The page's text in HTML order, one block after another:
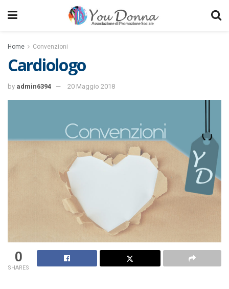
Home Convenzioni
Cardiologo
by admin6394 20 Maggio 2018
0
SHARES